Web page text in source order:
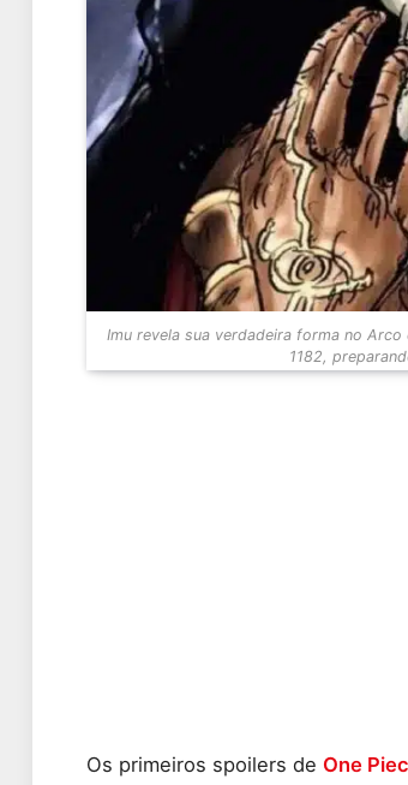
Imu revela sua verdadeira forma no
1182,
Os primeiros spoilers de One